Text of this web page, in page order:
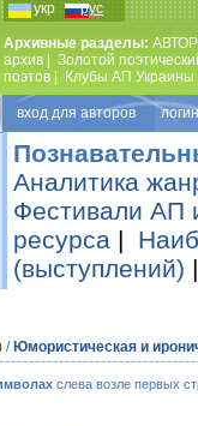
укр рус
Архивные разделы:
архив
Золотой
поэтов
Клубы АП Украины
вход для авторов
Аналитика
Фестивали АП
ресурса |
(выступлений)
/ Юмористическая и
слева возле первых